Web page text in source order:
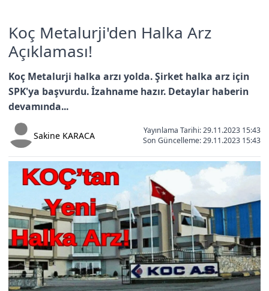
Koç Metalurji'den Halka Arz
Açıklaması!
Koç Metalurji halka arzı yolda. Şirket halka arz için
SPK'ya başvurdu. İzahname hazır. Detaylar haberin
devamında...
Sakine KARACA
Yayınlama Tarihi: 29.11.2023 15:43
Son Güncelleme:29.11.2023 15:43